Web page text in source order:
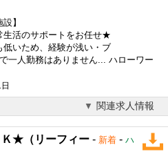
】
生活のサポートをお任せ★
いため、経験が浅い・ブ
一人勤務はありません... ハローワー
関連求人情報
Ｋ★（リーフィー - 新着 - ハ